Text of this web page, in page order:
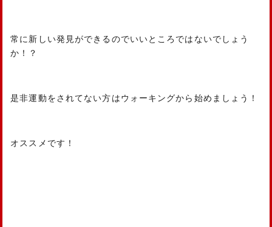
常に新しい発見ができるのでいいところではないでしょう
か！？
是非運動をされてない方はウォーキングから始めましょう！
オススメです！